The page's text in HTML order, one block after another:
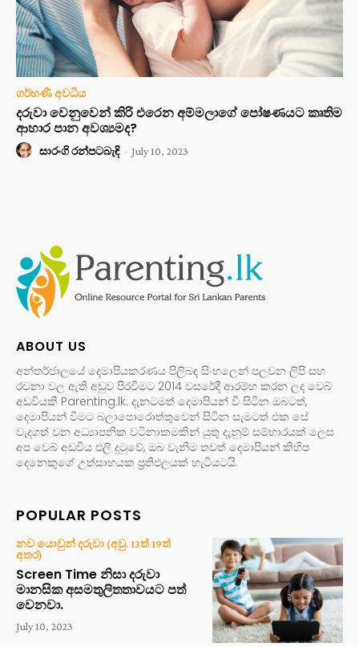
ගර්භණී අවධිය
දරුවා වෙනුවෙන් කිරි එරෙන අම්මලාගේ පෝෂණයට කෘතිම
ආහාර පාන අවශ්‍යමද?
සාරංගි රන්පටබැඳි - July 10, 2023
ABOUT US
අන්තර්ජාලයේ දෙමාපියකරණය පිලිබඳ සිංහලෙන් පලවන ලිපි සහ
රචනා වල ඇති අඩුව පිරවීමට 2014 වසරේදී ආරම්භ කරන ලද වෙබ්
අඩවියකි Parenting.lk. දැනටමත් දෙමාපියන් වී සිටින ඔබටත්,
දෙමාපියන් වීමට බලාපොරොත්තුවෙන් සිටින සැමටත් එක සේ
වැදගත් වන අධ්‍යාපනික වටිනාකමකින් යුතු දැනුම් සම්භාරයක් ලෙස
අප වෙබ් අඩවිය එලි දුටුවේ, ඔබ වැනිම තවත් දෙමාපියන් කිහිප
දෙනෙකුගේ උත්සාහයක ප්‍රතිඵලයක් හැටියටයි.
POPULAR POSTS
නව යොවුන් දරුවා (අවු. 13ත් 19ත්
අතර)
Screen Time නිසා දරුවා
මානසික අසමතුලිතතාවයට පත්
වෙනවා.
July 10, 2023